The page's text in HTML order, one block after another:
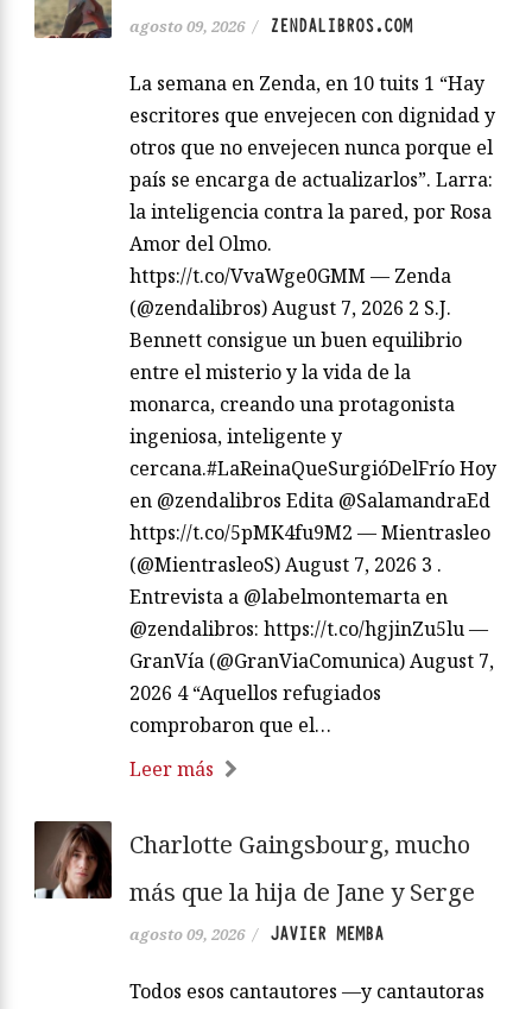
agosto 09, 2026 / ZENDALIBROS.COM
La semana en Zenda, en 10 tuits 1 “Hay
escritores que envejecen con dignidad y
otros que no envejecen nunca porque el
país se encarga de actualizarlos”. Larra:
la inteligencia contra la pared, por Rosa
Amor del Olmo.
https://t.co/VvaWge0GMM — Zenda
(@zendalibros) August 7, 2026 2 S.J.
Bennett consigue un buen equilibrio
entre el misterio y la vida de la
monarca, creando una protagonista
ingeniosa, inteligente y
cercana.#LaReinaQueSurgióDelFrío Hoy
en @zendalibros Edita @SalamandraEd
https://t.co/5pMK4fu9M2 — Mientrasleo
(@MientrasleoS) August 7, 2026 3 .
Entrevista a @labelmontemarta en
@zendalibros: https://t.co/hgjinZu5lu —
GranVía (@GranViaComunica) August 7,
2026 4 “Aquellos refugiados
comprobaron que el…
Leer más
Charlotte Gaingsbourg, mucho
más que la hija de Jane y Serge
agosto 09, 2026 / JAVIER MEMBA
Todos esos cantautores —y cantautoras